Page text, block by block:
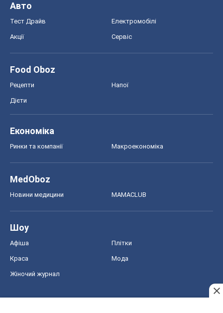
Авто
Тест Драйв Електромобілі
Акції Сервіс
Food Oboz
Рецепти Напої
Дієти
Економіка
Ринки та компанії Макроекономіка
MedOboz
Новини медицини MAMACLUB
Шоу
Афіша Плітки
Краса Мода
Жіночий журнал